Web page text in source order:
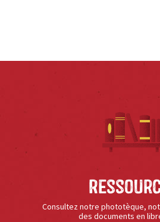
Consultez notre phototèque,
des documents en